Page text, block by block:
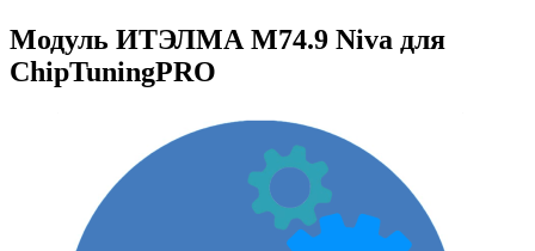
Модуль ИТЭЛМА M74.9 Niva для
ChipTuningPRO